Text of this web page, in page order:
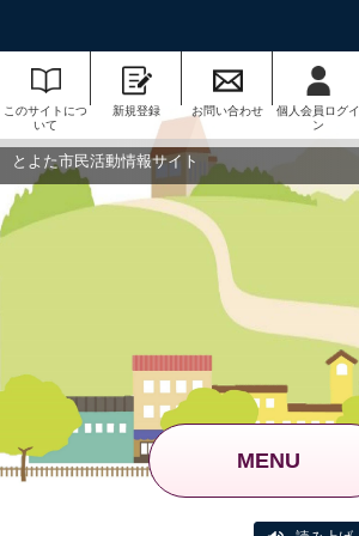
このサイトにつ
いて
新規登録 お問い合わせ
個人会員ログイ
ン
とよた市民活動情報サイト
MENU